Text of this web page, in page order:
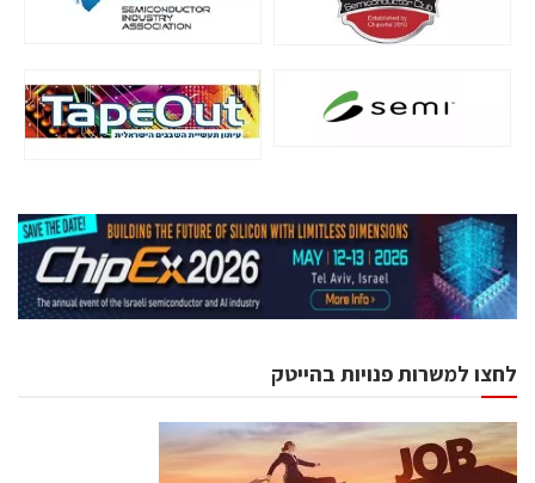
לחצו למשרות פנויות בהייטק